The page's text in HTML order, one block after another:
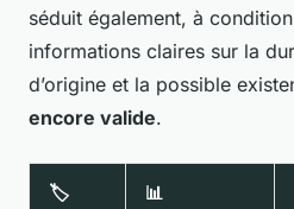
séduit également, à
informations claires sur la
d’origine et la possible
encore valide.
🏷️
📊